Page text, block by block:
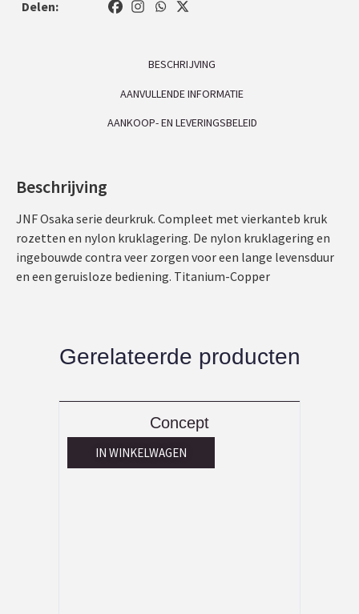
Delen:
BESCHRIJVING
AANVULLENDE INFORMATIE
AANKOOP- EN LEVERINGSBELEID
Beschrijving
JNF Osaka serie deurkruk. Compleet met vierkanteb kruk
rozetten en nylon kruklagering. De nylon kruklagering en
ingebouwde contra veer zorgen voor een lange levensduur
en een geruisloze bediening. Titanium-Copper
Gerelateerde producten
Concept
IN WINKELWAGEN